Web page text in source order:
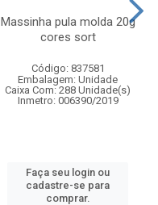
Massinha pula molda 20g
cores sort
Código: 837581
Embalagem: Unidade
Caixa Com: 288 Unidade(s)
Inmetro: 006390/2019
Faça seu login ou
cadastre-se para
comprar.